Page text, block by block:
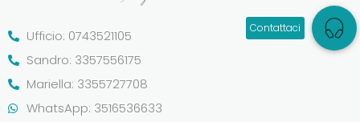
Ufficio: 0743521105
Sandro: 3357556175
Mariella: 3355727708
WhatsApp: 3516536633